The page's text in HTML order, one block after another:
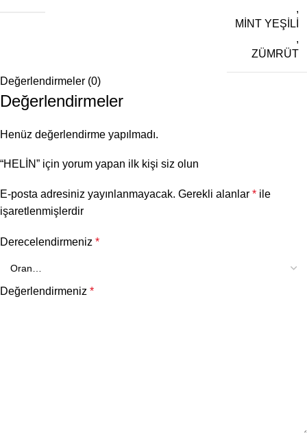
,
MİNT YEŞİLİ
,
ZÜMRÜT
Değerlendirmeler (0)
Değerlendirmeler
Henüz değerlendirme yapılmadı.
“HELİN” için yorum yapan ilk kişi siz olun
E-posta adresiniz yayınlanmayacak. Gerekli alanlar * ile
işaretlenmişlerdir
Derecelendirmeniz *
Değerlendirmeniz *